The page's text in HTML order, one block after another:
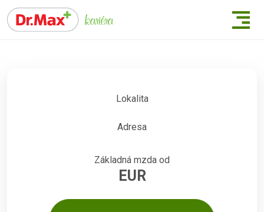
Lokalita
Adresa
Základná mzda od
EUR